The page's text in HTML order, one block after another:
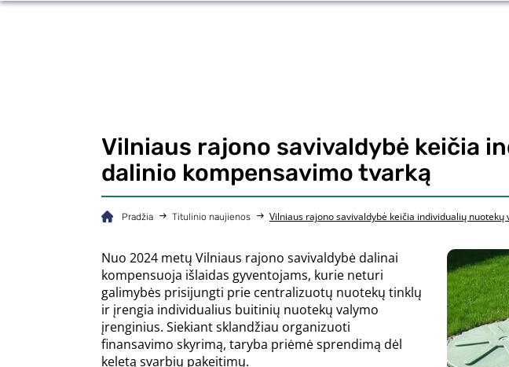
Vilniaus rajono savivaldybė keičia
dalinio kompensavimo tvarką
Pradžia Titulinio naujienos Vilniaus rajono savivaldybė keičia individualių
Nuo 2024 metų Vilniaus rajono savivaldybė dalinai
kompensuoja išlaidas gyventojams, kurie neturi
galimybės prisijungti prie centralizuotų nuotekų tinklų
ir įrengia individualius buitinių nuotekų valymo
įrenginius. Siekiant sklandžiau organizuoti
finansavimo skyrimą, taryba priėmė sprendimą dėl
keletą svarbių pakeitimų.